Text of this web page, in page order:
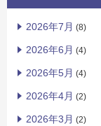
2026年7月 (8)
2026年6月 (4)
2026年5月 (4)
2026年4月 (2)
2026年3月 (2)